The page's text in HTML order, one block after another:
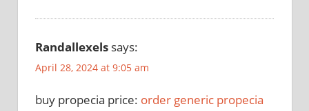
Randallexels says:
April 28, 2024 at 9:05 am
buy propecia price: order generic propecia